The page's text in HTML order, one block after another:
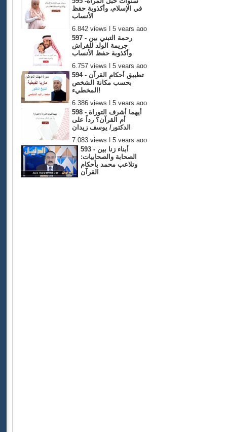
في الإسلام، وأكذوبة حفظ
الأنساب
6,842 views | 5 years ago
597 - رحمة التبني بين
جريمة الولد للفراش
وأكذوبة حفظ الأنساب
6,757 views | 5 years ago
594 - تطبيق أحكام القرآن
بحسب مكانة الشخص
المخطيء!
6,386 views | 5 years ago
598 - أيهما أشرف التوراة
أم القرآن؟ رداً على
الدكتور/ يوسف زيدان
7,083 views | 5 years ago
593 - أبناء زنا بين
الصحابة والصحابيات:
وتلاعب محمد بأحكام
القرآن